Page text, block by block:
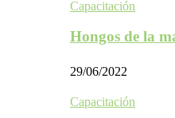
Capacitación
Hongos de la
29/06/2022
Capacitación